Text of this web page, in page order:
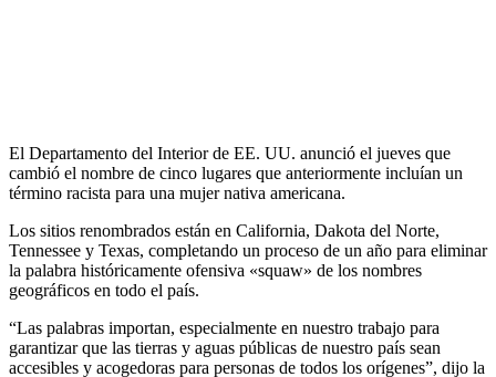
El Departamento del Interior de EE. UU. anunció el jueves que
cambió el nombre de cinco lugares que anteriormente incluían un
término racista para una mujer nativa americana.
Los sitios renombrados están en California, Dakota del Norte,
Tennessee y Texas, completando un proceso de un año para eliminar
la palabra históricamente ofensiva «squaw» de los nombres
geográficos en todo el país.
“Las palabras importan, especialmente en nuestro trabajo para
garantizar que las tierras y aguas públicas de nuestro país sean
accesibles y acogedoras para personas de todos los orígenes”, dijo la